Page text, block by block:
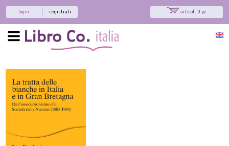
articoli: 0 pz.
registrati
login